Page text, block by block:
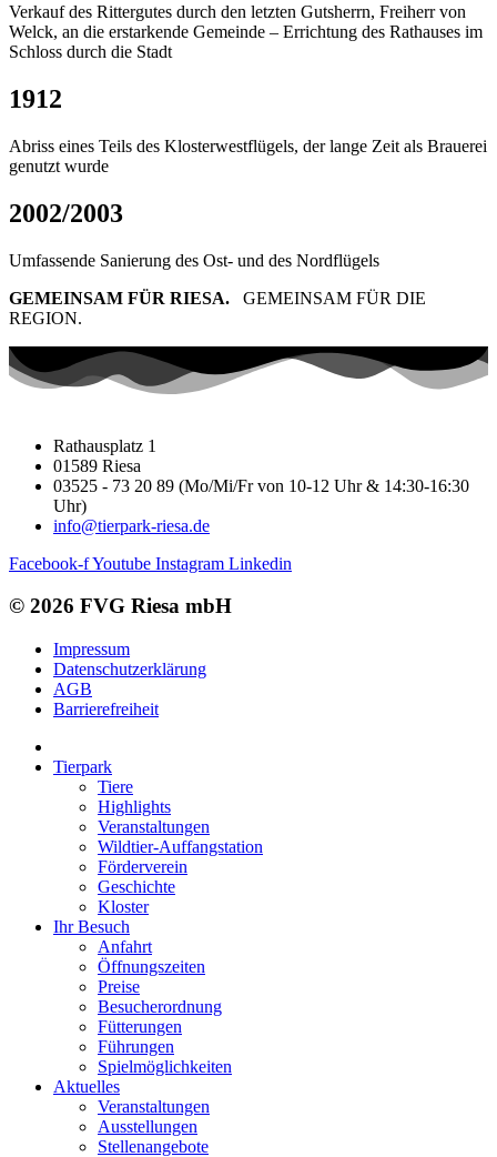
Verkauf des Rittergutes durch den letzten Gutsherrn, Freiherr von
Welck, an die erstarkende Gemeinde – Errichtung des Rathauses im
Schloss durch die Stadt
1912
Abriss eines Teils des Klosterwestflügels, der lange Zeit als Brauerei
genutzt wurde
2002/2003
Umfassende Sanierung des Ost- und des Nordflügels
GEMEINSAM FÜR RIESA. GEMEINSAM FÜR DIE
REGION.
Rathausplatz 1
01589 Riesa
03525 - 73 20 89 (Mo/Mi/Fr von 10-12 Uhr & 14:30-16:30
Uhr)
info@tierpark-riesa.de
Facebook-fYoutube Instagram Linkedin
© 2026 FVG Riesa mbH
Impressum
Datenschutzerklärung
AGB
Barrierefreiheit
Tierpark
Tiere
Highlights
Veranstaltungen
Wildtier-Auffangstation
Förderverein
Geschichte
Kloster
Ihr Besuch
Anfahrt
Öffnungszeiten
Preise
Besucherordnung
Fütterungen
Führungen
Spielmöglichkeiten
Aktuelles
Veranstaltungen
Ausstellungen
Stellenangebote